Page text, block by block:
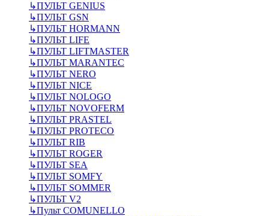
↳ПУЛЬТ GENIUS
↳ПУЛЬТ GSN
↳ПУЛЬТ HORMANN
↳ПУЛЬТ LIFE
↳ПУЛЬТ LIFTMASTER
↳ПУЛЬТ MARANTEC
↳ПУЛЬТ NERO
↳ПУЛЬТ NICE
↳ПУЛЬТ NOLOGO
↳ПУЛЬТ NOVOFERM
↳ПУЛЬТ PRASTEL
↳ПУЛЬТ PROTECO
↳ПУЛЬТ RIB
↳ПУЛЬТ ROGER
↳ПУЛЬТ SEA
↳ПУЛЬТ SOMFY
↳ПУЛЬТ SOMMER
↳ПУЛЬТ V2
↳Пульт СOMUNELLO